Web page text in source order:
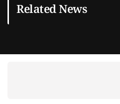
Related News